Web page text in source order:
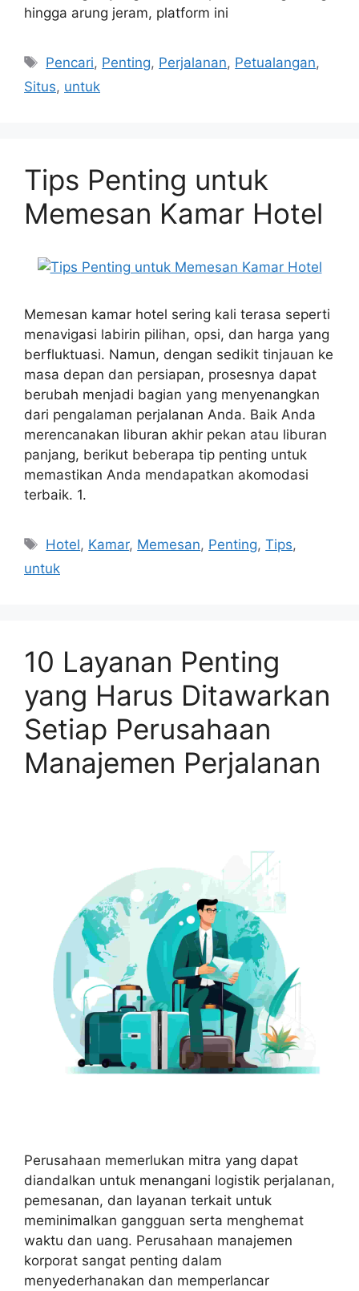
hingga arung jeram, platform ini
Tags
Pencari, Penting, Perjalanan, Petualangan,
Situs, untuk
Tips Penting untuk
Memesan Kamar Hotel
Memesan kamar hotel sering kali terasa seperti
menavigasi labirin pilihan, opsi, dan harga yang
berfluktuasi. Namun, dengan sedikit tinjauan ke
masa depan dan persiapan, prosesnya dapat
berubah menjadi bagian yang menyenangkan
dari pengalaman perjalanan Anda. Baik Anda
merencanakan liburan akhir pekan atau liburan
panjang, berikut beberapa tip penting untuk
memastikan Anda mendapatkan akomodasi
terbaik. 1.
Tags
Hotel, Kamar, Memesan, Penting,Tips,
untuk
10 Layanan Penting
yang Harus Ditawarkan
Setiap Perusahaan
Manajemen Perjalanan
Perusahaan memerlukan mitra yang dapat
diandalkan untuk menangani logistik perjalanan,
pemesanan, dan layanan terkait untuk
meminimalkan gangguan serta menghemat
waktu dan uang. Perusahaan manajemen
korporat sangat penting dalam
menyederhanakan dan memperlancar